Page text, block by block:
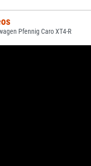
Pfennig Caro XT4-R